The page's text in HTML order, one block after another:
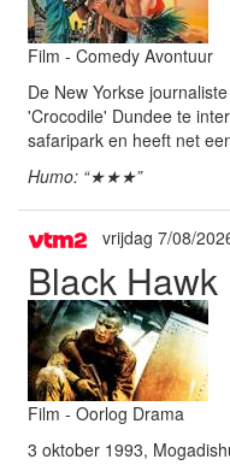
Film - Comedy Avontuur
De New Yorkse
'Crocodile' Dundee te
safaripark en heeft net
Humo: “★★★”
vrijdag 7/08/
Black Hawk
Film - Oorlog Drama
3 oktober 1993,